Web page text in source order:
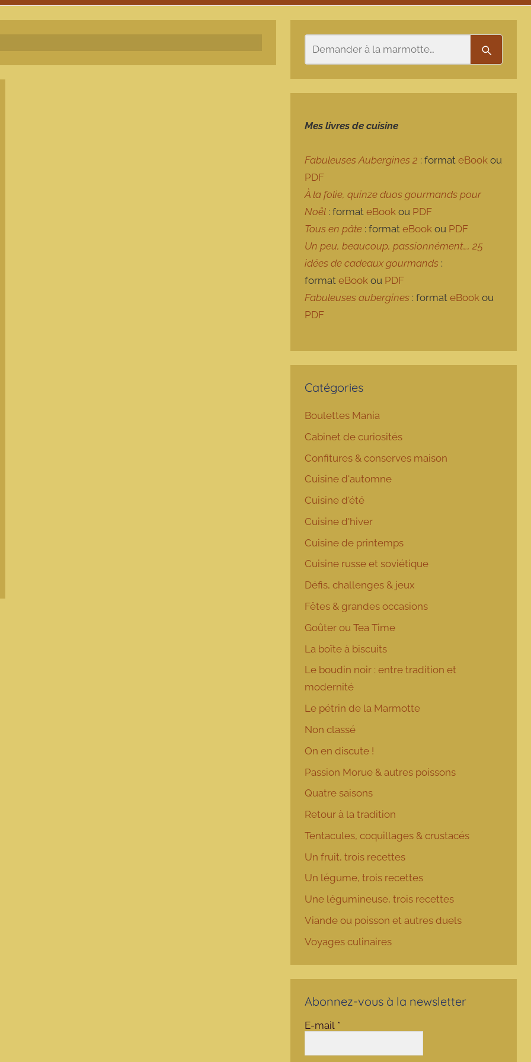
Mes livres de cuisine
Fabuleuses Aubergines 2 : formateBook ou
PDF
À la folie, quinze duos gourmands pour
Noël : formateBook ou PDF
Tous en pâte : formateBook ou PDF
Un peu, beaucoup, passionnément…, 25
idées de cadeaux gourmands :
formateBook ou PDF
Fabuleuses aubergines : formateBook ou
PDF
Catégories
Boulettes Mania
Cabinet de curiosités
Confitures & conserves maison
Cuisine d'automne
Cuisine d'été
Cuisine d'hiver
Cuisine de printemps
Cuisine russe et soviétique
Défis, challenges & jeux
Fêtes & grandes occasions
Goûter ou Tea Time
La boîte à biscuits
Le boudin noir : entre tradition et
modernité
Le pétrin de la Marmotte
Non classé
On en discute !
Passion Morue & autres poissons
Quatre saisons
Retour à la tradition
Tentacules, coquillages & crustacés
Un fruit, trois recettes
Un légume, trois recettes
Une légumineuse, trois recettes
Viande ou poisson et autres duels
Voyages culinaires
Abonnez-vous à la newsletter
E-mail *